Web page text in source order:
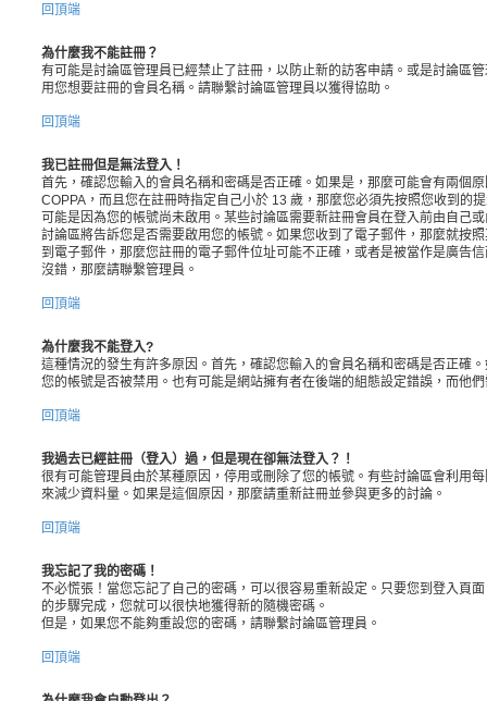
回頂端
為什麼我不能註冊？
有可能是討論區管理員已經禁止了註冊，以防止新的訪客申請。或是討論區
用您想要註冊的會員名稱。請聯繫討論區管理員以獲得協助。
回頂端
我已註冊但是無法登入！
首先，確認您輸入的會員名稱和密碼是否正確。如果是，那麼可能會有兩個
COPPA，而且您在註冊時指定自己小於 13 歲，那麼您必須先按照您收到的
可能是因為您的帳號尚未啟用。某些討論區需要新註冊會員在登入前由自己
討論區將告訴您是否需要啟用您的帳號。如果您收到了電子郵件，那麼就按
到電子郵件，那麼您註冊的電子郵件位址可能不正確，或者是被當作是廣告
沒錯，那麼請聯繫管理員。
回頂端
為什麼我不能登入?
這種情況的發生有許多原因。首先，確認您輸入的會員名稱和密碼是否正確
您的帳號是否被禁用。也有可能是網站擁有者在後端的組態設定錯誤，而他
回頂端
我過去已經註冊（登入）過，但是現在卻無法登入？！
很有可能管理員由於某種原因，停用或刪除了您的帳號。有些討論區會利用
來減少資料量。如果是這個原因，那麼請重新註冊並參與更多的討論。
回頂端
我忘記了我的密碼！
不必慌張！當您忘記了自己的密碼，可以很容易重新設定。只要您到登入頁
的步驟完成，您就可以很快地獲得新的隨機密碼。
但是，如果您不能夠重設您的密碼，請聯繫討論區管理員。
回頂端